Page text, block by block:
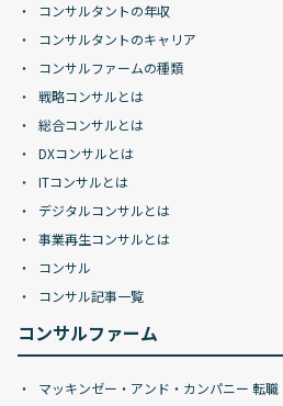
コンサルタントの年収
コンサルタントのキャリア
コンサルファームの種類
戦略コンサルとは
総合コンサルとは
DXコンサルとは
ITコンサルとは
デジタルコンサルとは
事業再生コンサルとは
コンサル
コンサル記事一覧
コンサルファーム
マッキンゼー・アンド・カンパニー 転職